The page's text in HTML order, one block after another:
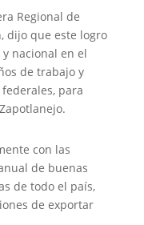
Regional de
dijo que este logro
nacional en el
de trabajo y
para
con las
de buenas
de todo el país,
de exportar